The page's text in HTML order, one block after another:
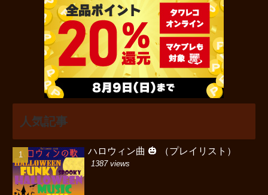
人気記事
ハロウィン曲 🎃 （プレイリスト）
1387 views